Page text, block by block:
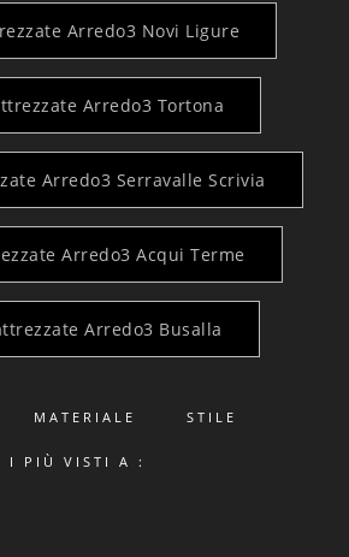
Arredo3 Novi Ligure
Arredo3 Tortona
Arredo3 Serravalle Scrivia
Arredo3 Acqui Terme
Arredo3 Busalla
MATERIALE STILE
I PIÙ VISTI A :